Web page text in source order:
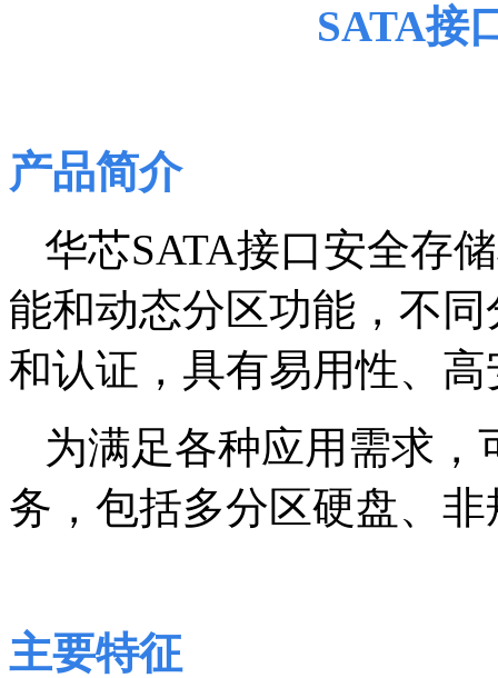
SATA接
产品简介
华芯SATA接口安全存
能和动态分区功能，不
和认证，具有易用性、
为满足各种应用需求
务，包括多分区硬盘、
主要特征